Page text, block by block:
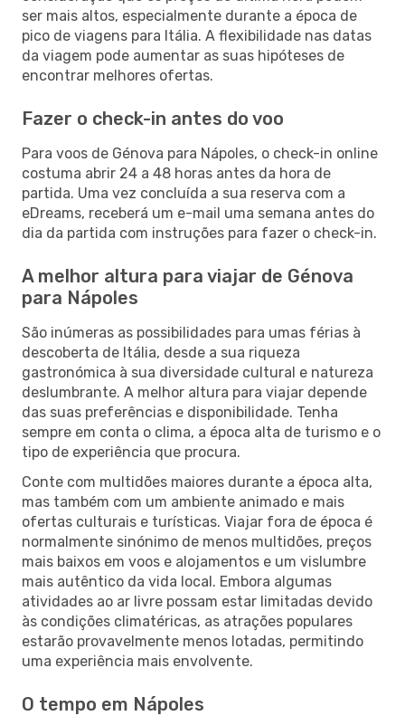
ser mais altos, especialmente durante a época de
pico de viagens para Itália. A flexibilidade nas datas
da viagem pode aumentar as suas hipóteses de
encontrar melhores ofertas.
Fazer o check-in antes do voo
Para voos de Génova para Nápoles, o check-in online
costuma abrir 24 a 48 horas antes da hora de
partida. Uma vez concluída a sua reserva com a
eDreams, receberá um e-mail uma semana antes do
dia da partida com instruções para fazer o check-in.
A melhor altura para viajar de Génova
para Nápoles
São inúmeras as possibilidades para umas férias à
descoberta de Itália, desde a sua riqueza
gastronómica à sua diversidade cultural e natureza
deslumbrante. A melhor altura para viajar depende
das suas preferências e disponibilidade. Tenha
sempre em conta o clima, a época alta de turismo e o
tipo de experiência que procura.
Conte com multidões maiores durante a época alta,
mas também com um ambiente animado e mais
ofertas culturais e turísticas. Viajar fora de época é
normalmente sinónimo de menos multidões, preços
mais baixos em voos e alojamentos e um vislumbre
mais autêntico da vida local. Embora algumas
atividades ao ar livre possam estar limitadas devido
às condições climatéricas, as atrações populares
estarão provavelmente menos lotadas, permitindo
uma experiência mais envolvente.
O tempo em Nápoles